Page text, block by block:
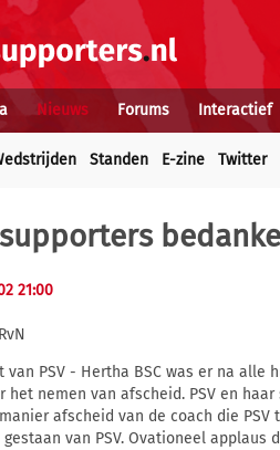
Nieuws Forums Interactief
Standen E-zine Twitter
supporters
21:00
van PSV - Hertha BSC was er na alle
het nemen van afscheid. PSV en
afscheid van de coach die
van PSV. Ovationeel